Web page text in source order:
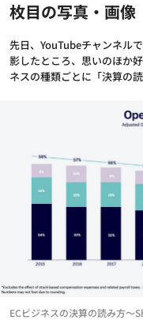
枚目の写真・画像
先日、YouTubeチャンネル
影したところ、思いのほか
ネスの種類ごとに「決算の
ECビジネスの決算の読み方～